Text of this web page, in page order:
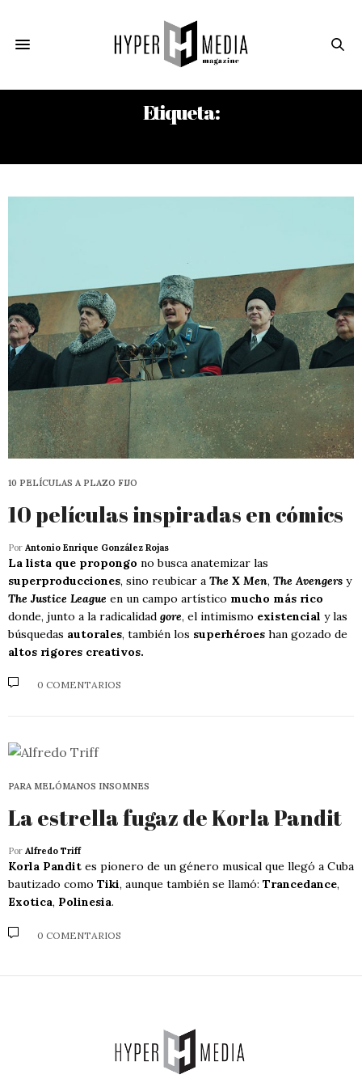
Etiqueta:
10 PELÍCULAS A PLAZO FIJO
10 películas inspiradas en cómics
Por Antonio Enrique González Rojas
La lista que propongo no busca anatemizar las
superproducciones, sino reubicar a The X Men, The Avengers y
The Justice League en un campo artístico mucho más rico
donde, junto a la radicalidad gore, el intimismo existencial y las
búsquedas autorales, también los superhéroes han gozado de
altos rigores creativos.
0 COMENTARIOS
PARA MELÓMANOS INSOMNES
La estrella fugaz de Korla Pandit
Por Alfredo Triff
Korla Pandit es pionero de un género musical que llegó a Cuba
bautizado como Tiki, aunque también se llamó: Trancedance,
Exotica, Polinesia.
0 COMENTARIOS